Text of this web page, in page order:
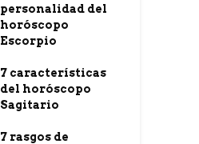
personalidad del
horóscopo
Escorpio
7 características
del horóscopo
Sagitario
7 rasgos de